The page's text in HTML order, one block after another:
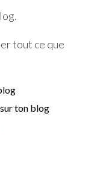
tout ce que
ton blog